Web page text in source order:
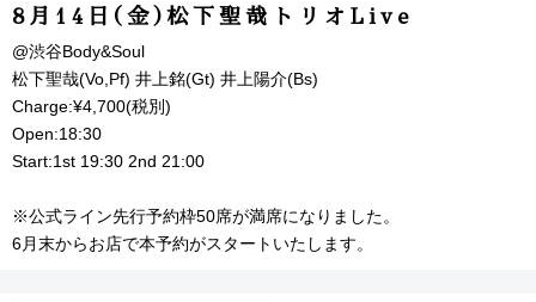
8月14日(金)松下聖哉トリオLive
@渋谷Body&Soul
松下聖哉(Vo,Pf) 井上銘(Gt) 井上陽介(Bs)
Charge:¥4,700(税別)
Open:18:30
Start:1st 19:30 2nd 21:00
※公式ライン先行予約枠50席が満席になりました。
6月末からお店で本予約がスタートいたします。